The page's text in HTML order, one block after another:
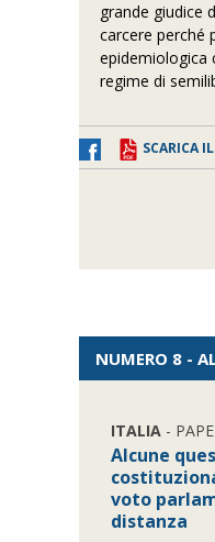
grande giudice
carcere perché
epidemiologica
regime di
SCARICA
NUMERO 8 -
ITALIA -
Alcune
voto
distanza